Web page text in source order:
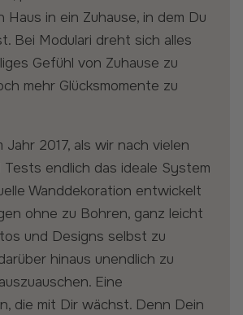
Haus in ein Zuhause, in dem Du
Bei Modulari dreht sich alles
Gefühl von Zuhause zu
mehr Glücksmomente zu
endlich das ideale System
Wanddekoration entwickelt
ohne zu Bohren, ganz leicht
und Designs selbst zu
hinaus unendlich zu
Eine
die mit Dir wächst. Denn Dein